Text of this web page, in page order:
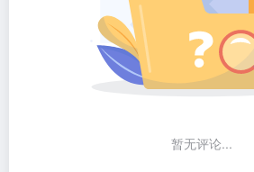
暂无评论...